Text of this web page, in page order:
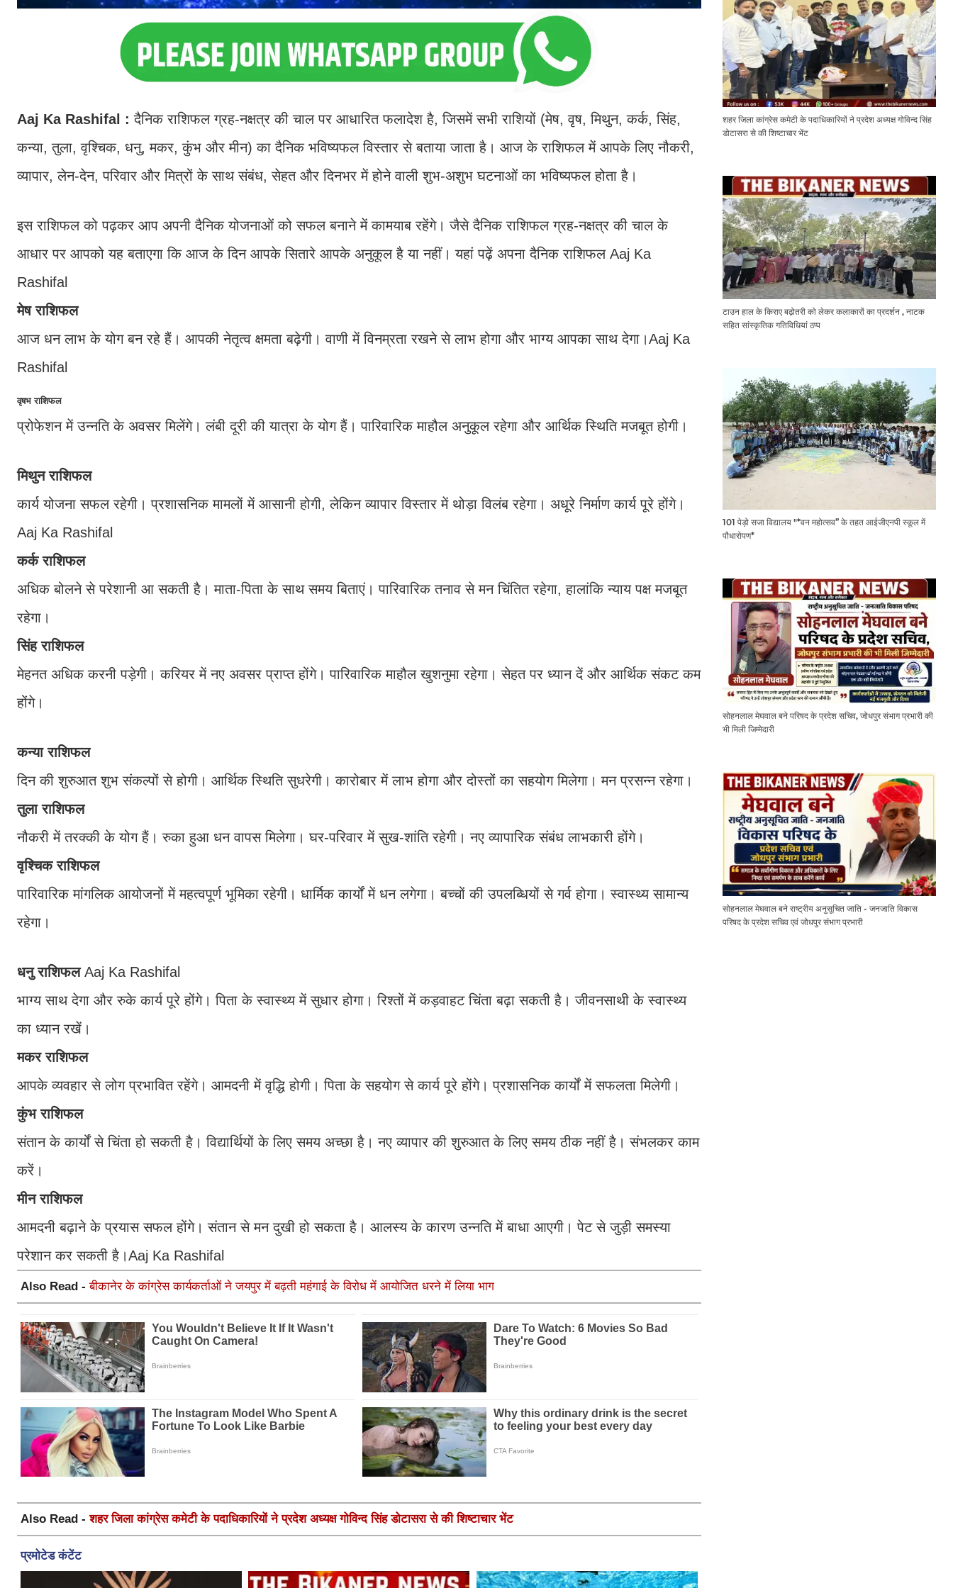
Aaj Ka Rashifal :दैनिक राशिफल ग्रह-नक्षत्र की चाल पर आधारित फलादेश है, जिसमें सभी राशियों (मेष, वृष, मिथुन, कर्क, सिंह,
कन्या, तुला, वृश्चिक, धनु, मकर, कुंभ और मीन) का दैनिक भविष्यफल विस्तार से बताया जाता है। आज के राशिफल में आपके लिए नौकरी,
व्यापार, लेन-देन, परिवार और मित्रों के साथ संबंध, सेहत और दिनभर में होने वाली शुभ-अशुभ घटनाओं का भविष्यफल होता है।
इस राशिफल को पढ़कर आप अपनी दैनिक योजनाओं को सफल बनाने में कामयाब रहेंगे। जैसे दैनिक राशिफल ग्रह-नक्षत्र की चाल के
आधार पर आपको यह बताएगा कि आज के दिन आपके सितारे आपके अनुकूल है या नहीं। यहां पढ़ें अपना दैनिक राशिफल Aaj Ka
Rashifal
मेष राशिफल
आज धन लाभ के योग बन रहे हैं। आपकी नेतृत्व क्षमता बढ़ेगी। वाणी में विनम्रता रखने से लाभ होगा और भाग्य आपका साथ देगा।Aaj Ka
Rashifal
वृषभ राशिफल
प्रोफेशन में उन्नति के अवसर मिलेंगे। लंबी दूरी की यात्रा के योग हैं। पारिवारिक माहौल अनुकूल रहेगा और आर्थिक स्थिति मजबूत होगी।
मिथुन राशिफल
कार्य योजना सफल रहेगी। प्रशासनिक मामलों में आसानी होगी, लेकिन व्यापार विस्तार में थोड़ा विलंब रहेगा। अधूरे निर्माण कार्य पूरे होंगे।
Aaj Ka Rashifal
कर्क राशिफल
अधिक बोलने से परेशानी आ सकती है। माता-पिता के साथ समय बिताएं। पारिवारिक तनाव से मन चिंतित रहेगा, हालांकि न्याय पक्ष मजबूत
रहेगा।
सिंह राशिफल
मेहनत अधिक करनी पड़ेगी। करियर में नए अवसर प्राप्त होंगे। पारिवारिक माहौल खुशनुमा रहेगा। सेहत पर ध्यान दें और आर्थिक संकट कम
होंगे।
कन्या राशिफल
दिन की शुरुआत शुभ संकल्पों से होगी। आर्थिक स्थिति सुधरेगी। कारोबार में लाभ होगा और दोस्तों का सहयोग मिलेगा। मन प्रसन्न रहेगा।
तुला राशिफल
नौकरी में तरक्की के योग हैं। रुका हुआ धन वापस मिलेगा। घर-परिवार में सुख-शांति रहेगी। नए व्यापारिक संबंध लाभकारी होंगे।
वृश्चिक राशिफल
पारिवारिक मांगलिक आयोजनों में महत्वपूर्ण भूमिका रहेगी। धार्मिक कार्यों में धन लगेगा। बच्चों की उपलब्धियों से गर्व होगा। स्वास्थ्य सामान्य
रहेगा।
धनु राशिफलAaj Ka Rashifal
भाग्य साथ देगा और रुके कार्य पूरे होंगे। पिता के स्वास्थ्य में सुधार होगा। रिश्तों में कड़वाहट चिंता बढ़ा सकती है। जीवनसाथी के स्वास्थ्य
का ध्यान रखें।
मकर राशिफल
आपके व्यवहार से लोग प्रभावित रहेंगे। आमदनी में वृद्धि होगी। पिता के सहयोग से कार्य पूरे होंगे। प्रशासनिक कार्यों में सफलता मिलेगी।
कुंभ राशिफल
संतान के कार्यों से चिंता हो सकती है। विद्यार्थियों के लिए समय अच्छा है। नए व्यापार की शुरुआत के लिए समय ठीक नहीं है। संभलकर काम
करें।
मीन राशिफल
आमदनी बढ़ाने के प्रयास सफल होंगे। संतान से मन दुखी हो सकता है। आलस्य के कारण उन्नति में बाधा आएगी। पेट से जुड़ी समस्या
परेशान कर सकती है।Aaj Ka Rashifal
Also Read -बीकानेर के कांग्रेस कार्यकर्ताओं ने जयपुर में बढ़ती महंगाई के विरोध में आयोजित धरने में लिया भाग
Also Read -शहर जिला कांग्रेस कमेटी के पदाधिकारियों ने प्रदेश अध्यक्ष गोविन्द सिंह डोटासरा से की शिष्टाचार भेंट
शहर जिला कांग्रेस कमेटी के पदाधिकारियों ने प्रदेश अध्यक्ष गोविन्द सिंह
डोटासरा से की शिष्टाचार भेंट
टाउन हाल के किराए बढ़ोतरी को लेकर कलाकारों का प्रदर्शन , नाटक
सहित सांस्कृतिक गतिविधियां ठप्प
101 पेड़ो सजा विद्यालय "*वन महोत्सव” के तहत आईजीएनपी स्कूल में
पौधारोपण*
सोहनलाल मेघवाल बने परिषद के प्रदेश सचिव, जोधपुर संभाग प्रभारी की
भी मिली जिम्मेदारी
सोहनलाल मेघवाल बने राष्ट्रीय अनुसूचित जाति - जनजाति विकास
परिषद के प्रदेश सचिव एवं जोधपुर संभाग प्रभारी